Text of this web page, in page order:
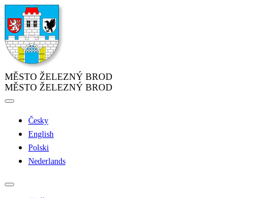
MĚSTO ŽELEZNÝ BROD
MĚSTO ŽELEZNÝ BROD
Česky
English
Polski
Nederlands